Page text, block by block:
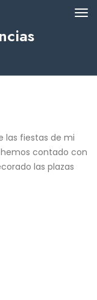
las fiestas de mi
contado con
las plazas